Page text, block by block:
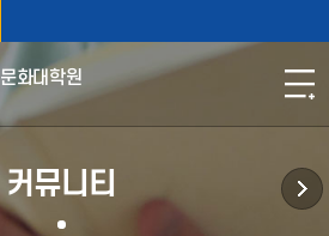
문화대학원
커뮤니티